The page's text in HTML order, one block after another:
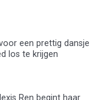
een prettig dansje
los te krijgen
Ren begint haar